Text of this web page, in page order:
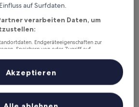
auf Surfdaten.
verarbeiten Daten, um
Endgeräteeigenschaften zur
Speichern von oder Zugriff auf
und der Performance von Inhalten,
Entwicklung und Verbesserung von
Akzeptieren